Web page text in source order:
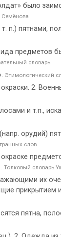
было
Семёнова
п.) пятнами,
предметов
словарь
Этимологический
2.
и т.п.,
орудий)
слов
Толковый словарь
их
прикрытием
пятна,